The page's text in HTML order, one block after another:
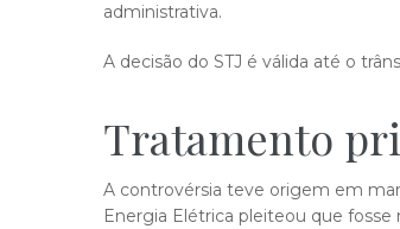
administrativa.
A decisão do STJ é válida até o
Tratamento
A controvérsia teve origem em
Energia Elétrica pleiteou que